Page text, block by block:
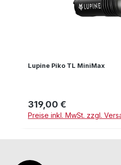
Lupine Piko TL MiniMax
Regulärer Preis:
319,00 €
Preise inkl. MwSt. zzgl.